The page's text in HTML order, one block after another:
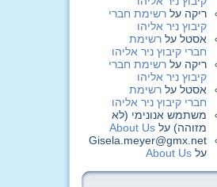
ריקה על רשימת חברי
קיבוץ ניר אליהו
אסטל על רשימת
חברי קיבוץ ניר אליהו
ריקה על רשימת חברי
קיבוץ ניר אליהו
אסטל על רשימת
חברי קיבוץ ניר אליהו
משתמש אנונימי (לא
מזוהה) על About Us
Gisela.meyer@gmx.net
על About Us